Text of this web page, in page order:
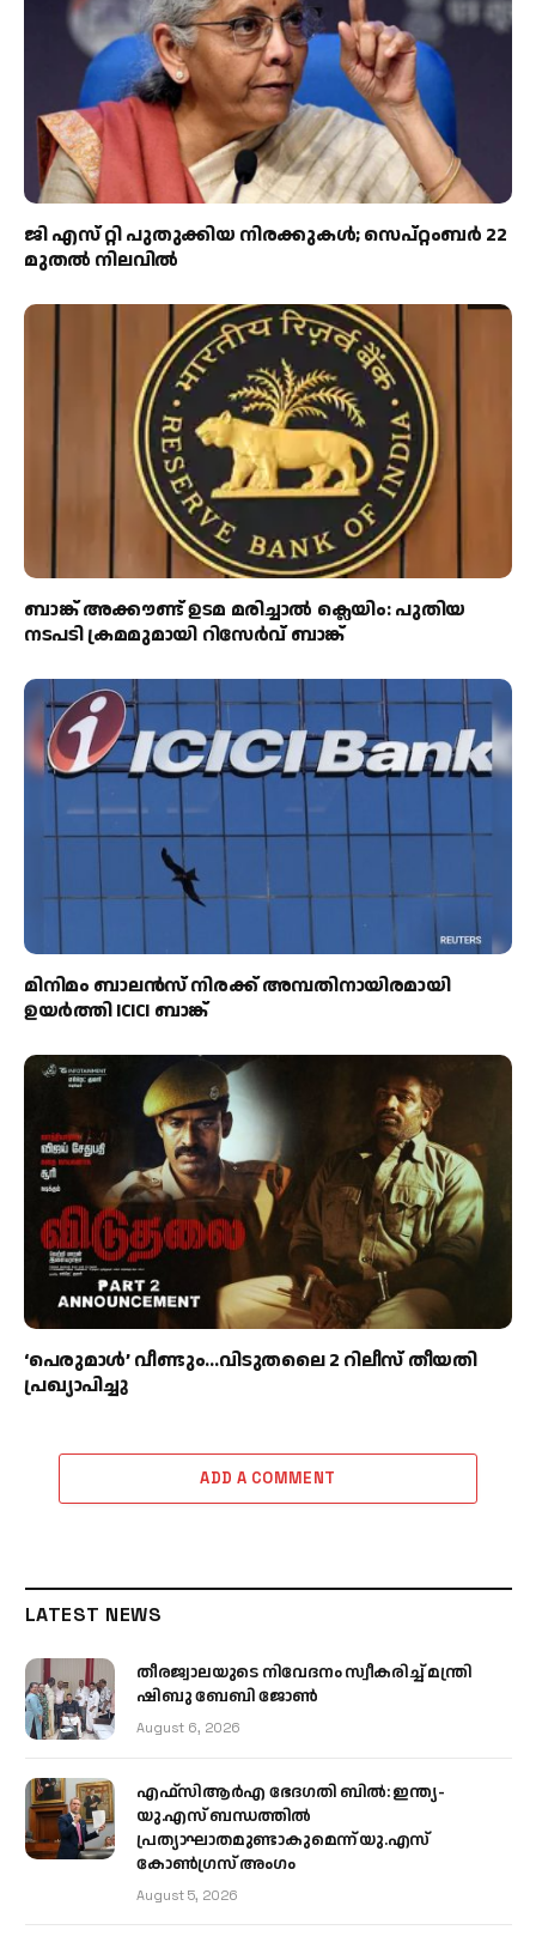
ജി എസ് റ്റി പുതുക്കിയ നിരക്കുകൾ; സെപ്റ്റംബർ 22
മുതൽ നിലവിൽ
ബാങ്ക് അക്കൗണ്ട് ഉടമ മരിച്ചാൽ ക്ലെയിം: പുതിയ
നടപടി ക്രമമുമായി റിസേർവ് ബാങ്ക്
മിനിമം ബാലൻസ് നിരക്ക് അമ്പതിനായിരമായി
ഉയർത്തി ICICI ബാങ്ക്
‘പെരുമാൾ’ വീണ്ടും…വിടുതലൈ 2 റിലീസ് തീയതി
പ്രഖ്യാപിച്ചു
ADD A COMMENT
LATEST NEWS
തീരജ്വാലയുടെ നിവേദനം സ്വീകരിച്ച് മന്ത്രി
ഷിബു ബേബി ജോൺ
August 6, 2026
എഫ്‌സിആർഎ ഭേദഗതി ബിൽ: ഇന്ത്യ-
യു.എസ് ബന്ധത്തിൽ
പ്രത്യാഘാതമുണ്ടാകുമെന്ന് യു.എസ്
കോൺഗ്രസ് അംഗം
August 5, 2026